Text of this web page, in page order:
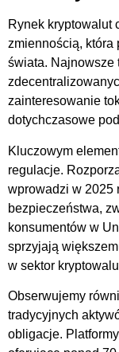
Rynek kryptowalut
zmiennością, która
świata. Najnowsze
zainteresowanie
dotychczasowe
Kluczowym
regulacje.
wprowadzi w 2025
bezpieczeństwa,
konsumentów w
sprzyjają
w sektor
Obserwujemy
tradycyjnych
obligacje.